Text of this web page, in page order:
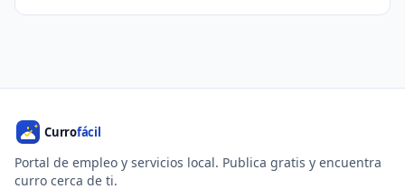
Portal de empleo y servicios local. Publica gratis y encuentra
curro cerca de ti.